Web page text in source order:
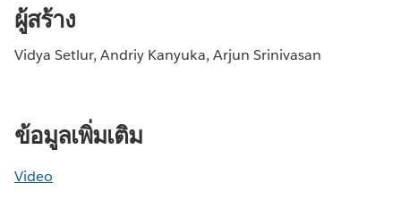
ผู้สร้าง
Vidya Setlur, Andriy Kanyuka, Arjun Srinivasan
ข้อมูลเพิ่มเติม
Video